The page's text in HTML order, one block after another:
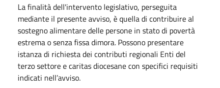
La finalità dell'intervento legislativo, perseguita
mediante il presente avviso, è quella di contribuire al
sostegno alimentare delle persone in stato di povertà
estrema o senza fissa dimora. Possono presentare
istanza di richiesta dei contributi regionali Enti del
terzo settore e caritas diocesane con specifici requisiti
indicati nell’avviso.